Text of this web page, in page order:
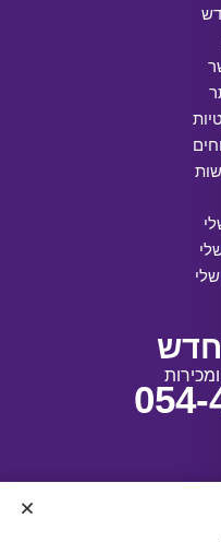
054-